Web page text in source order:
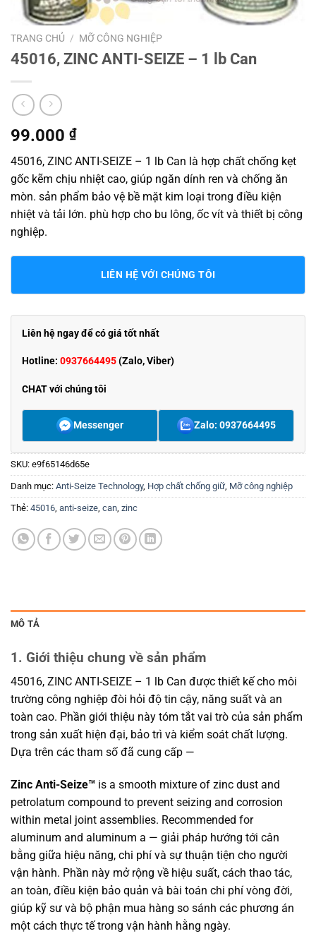
TRANG CHỦ / MỠ CÔNG NGHIỆP
45016, ZINC ANTI-SEIZE – 1 lb Can
99.000 ₫
45016, ZINC ANTI-SEIZE – 1 lb Can là hợp chất chống kẹt
gốc kẽm chịu nhiệt cao, giúp ngăn dính ren và chống ăn
mòn. sản phẩm bảo vệ bề mặt kim loại trong điều kiện
nhiệt và tải lớn. phù hợp cho bu lông, ốc vít và thiết bị công
nghiệp.
LIÊN HỆ VỚI CHÚNG TÔI
Liên hệ ngay để có giá tốt nhất
Hotline: 0937664495(Zalo, Viber)
CHAT với chúng tôi
Messenger Zalo: 0937664495
SKU: e9f65146d65e
Danh mục: Anti-Seize Technology, Hợp chất chống giữ, Mỡ công nghiệp
Thẻ: 45016 anti-seize can zinc
MÔ TẢ
1. Giới thiệu chung về sản phẩm
45016, ZINC ANTI-SEIZE – 1 lb Can được thiết kế cho môi
trường công nghiệp đòi hỏi độ tin cậy, năng suất và an
toàn cao. Phần giới thiệu này tóm tắt vai trò của sản phẩm
trong sản xuất hiện đại, bảo trì và kiểm soát chất lượng.
Dựa trên các tham số đã cung cấp —
Zinc Anti-Seize™ is a smooth mixture of zinc dust and
petrolatum compound to prevent seizing and corrosion
within metal joint assemblies. Recommended for
aluminum and aluminum a — giải pháp hướng tới cân
bằng giữa hiệu năng, chi phí và sự thuận tiện cho người
vận hành. Phần này mở rộng về hiệu suất, cách thao tác,
an toàn, điều kiện bảo quản và bài toán chi phí vòng đời,
giúp kỹ sư và bộ phận mua hàng so sánh các phương án
một cách thực tế trong vận hành hằng ngày.